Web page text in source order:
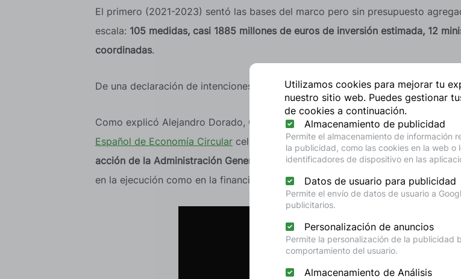
El primero (2021-2023) sentó las bases del marco pero sin presupuesto
escala: 105 medidas, casi 1885 millones de euros de inversión estimada, 12
coordinadas.
De una declaración de intenciones a un plan con cifras y responsables. Eso es
Como explicó Alejandro Dorado, Comisionado para la Economía Circular del
Español de Economía Circular celebrado en febrero de 2026 (ver vídeo
acción de la Administración General del Estado asignando responsabilidades
en la ejecución como en la financiación de las medidas.
Utilizamos cookies para mejorar tu
nuestro sitio web. Puedes gestionar
de cookies a continuación.
Almacenamiento de publicidad
Permite el almacenamiento de información
la publicidad, como las cookies en la web o
identificadores de dispositivo en las
Datos de usuario para publicidad
Permite el envío de datos de usuario a
publicitarios.
Personalización de anuncios
Permite la personalización de la publicidad
comportamiento del usuario.
Almacenamiento de Análisis